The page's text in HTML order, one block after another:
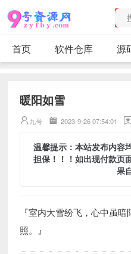
首页 软件仓库 源
暖阳如雪
九号 2023-9-26 07:54:01
温馨提示：本站发布内容
担保！！！如出现付款页
果
『室内大雪纷飞，心中虽
照。』